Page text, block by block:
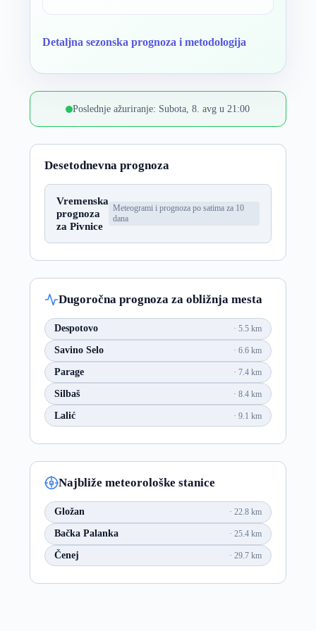
Detaljna sezonska prognoza i metodologija
Poslednje ažuriranje: Subota, 8. avg u 21:00
Desetodnevna prognoza
Vremenska
prognoza
za Pivnice
Meteogrami i prognoza po satima za 10
dana
Dugoročna prognoza za obližnja mesta
Despotovo 5.5 km
Savino Selo 6.6 km
Parage 7.4 km
Silbaš 8.4 km
Lalić 9.1 km
Najbliže meteorološke stanice
Gložan 22.8 km
Bačka Palanka 25.4 km
Čenej 29.7 km